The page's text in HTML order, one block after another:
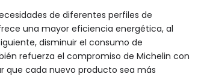
de diferentes perfiles de
una mayor eficiencia energética, al
disminuir el consumo de
refuerza el compromiso de Michelin con
que cada nuevo producto sea más